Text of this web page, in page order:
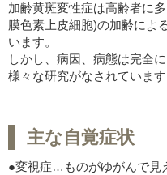
加齢黄斑変性症は高齢者に
膜色素上皮細胞)の加齢によ
います。
しかし、病因、病態は完全
様々な研究がなされています
主な自覚症状
●変視症…ものがゆがんで見